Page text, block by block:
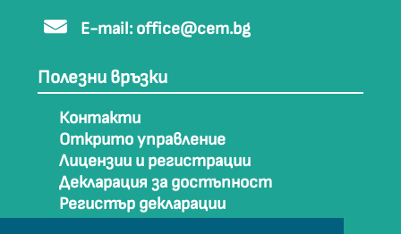
E-mail: office@cem.bg
Полезни връзки
Контакти
Открито управление
Лицензии и регистрации
Декларация за достъпност
Регистър декларации